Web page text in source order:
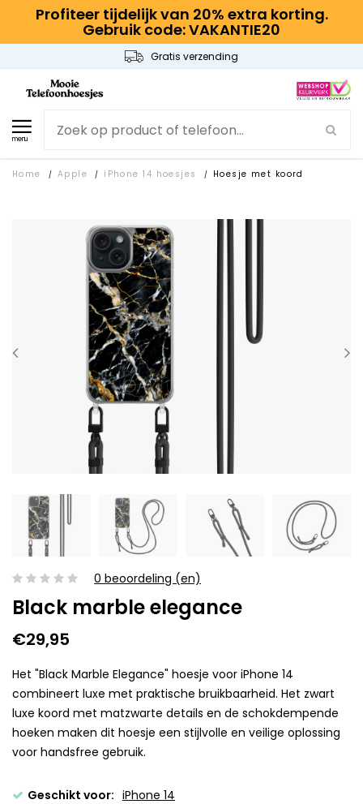
Profiteer tijdelijk van 20% extra korting.
Gebruik code: VAKANTIE20
Gratis verzending
menu
Home / Apple / iPhone 14 hoesjes / Hoesje met koord
0 beoordeling (en)
Black marble elegance
€29,95
Het "Black Marble Elegance" hoesje voor iPhone 14
combineert luxe met praktische bruikbaarheid. Het zwart
luxe koord met matzwarte details en de schokdempende
hoeken maken dit hoesje een stijlvolle en veilige oplossing
voor handsfree gebruik.
Geschikt voor: iPhone 14